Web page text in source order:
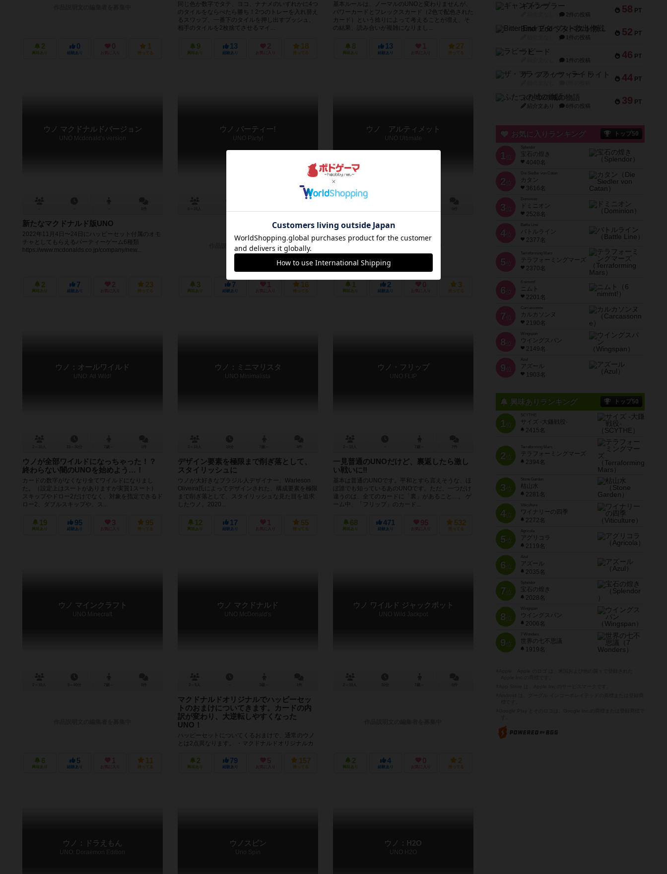
2
興味あり
0
経験あり
0
お気に入り
1
持ってる
同じ色か数字でタテ、ヨコ、ナナメのいずれかに4つ
のタイルをならべたら勝ち！2つのトレーを入れ替え
るスワップ、一番下のタイルを押し出すプッシュ、
相手のタイルを2枚捨てさせるマイ...
9
興味あり
13
経験あり
2
お気に入り
18
持ってる
基本ルールは、ノーマルのUNOと変わりませんが、
パワーカードとフレックスカード（2色で配色された
カード）という捻りによって考えることが増え、そ
の結果、読み合いが複雑になりまし...
8
興味あり
13
経験あり
1
お気に入り
27
持ってる
ウノ マクドナルドバージョン
UNO Mcdonald's version
新たなマクドナルド版UNO
2022年11月4日〜24日にハッピーセット付属のオモ
チャとしてもらえるパーティーゲーム6種類
https://www.mcdonalds.co.jp/company/new...
2
興味あり
7
経験あり
2
お気に入り
23
持ってる
ウノ パーティー!
UNO Party!
作品説明文の編集者を募集中
3
興味あり
7
経験あり
1
お気に入り
16
持ってる
ウノ アルティメット
UNO Ultimate
1
興味あり
2
経験あり
0
お気に入り
3
持ってる
ウノ：オールワイルド
UNO: All Wild!
ウノが全部ワイルドになっちゃった！？
終わらない闇のUNOを始めよう…！
カードの数字がなくなり全てワイルドになりまし
た。（設定上はスートがありますが実質1スート）
スキップやドロー2だけでなく、対象を指定できるド
ロー2、ダブルスキップや、ス...
19
興味あり
95
経験あり
3
お気に入り
95
持ってる
ウノ：ミニマリスタ
UNO Minimalista
デザイン要素を極限まで削ぎ落として、
スタイリッシュに
ウノが大好きなブラジル人デザイナー、Warleson
Oliveira氏によってデザインされた、構成要素を極限
まで削ぎ落として、スタイリッシュな見た目を追求
したウノ。2020...
12
興味あり
17
経験あり
1
お気に入り
55
持ってる
ウノ・フリップ
UNO FLIP
一見普通のUNOだけど、裏返したら激し
い戦いに‼︎
基本は普通のUNOです。平和とすら言えそうな、ほ
ぼ誰でも知っているあのUNOです。ただ、一つだけ
違うのは、全てのカードに「裏」があること…。 ゲ
ーム中、「フリップ」のカード...
68
興味あり
471
経験あり
95
お気に入り
532
持ってる
ウノ マインクラフト
UNO Minecraft
6
興味あり
5
経験あり
1
お気に入り
11
持ってる
ウノ マクドナルド
UNO McDonald's
マクドナルドオリジナルでハッピーセッ
トのおまけについてきます。カードの内
訳が変わり、大逆転しやすくなった
UNO！
ハッピーセットについてくるおまけで、通常のウノ
とは2点異なります。 ・マクドナルドオリジナルカ
ついてきます。 効果は、い...
2
興味あり
79
経験あり
5
お気に入り
157
持ってる
ウノ ワイルド ジャックポット
UNO Wild Jackpot
2
興味あり
4
経験あり
0
お気に入り
2
持ってる
ウノ：ドラえもん
UNO: Doraemon Edition
ウノスピン
Uno Spin
ウノ：H2O
UNO H2O
58 PT
ギャンブラー
2件の投稿
52 PT
Bitter End ブタペスト救出作戦
1件の投稿
46 PT
ラピード
1件の投稿
44 PT
ザ・フラッフィー・ライト
39 PT
ふたつの城の物語
紹介文あり 6件の投稿
お気に入りランキング トップ50
1 位
宝石の煌き
4040名
2 位
Die Siedler von Catan
カタン
3616名
3 位
ドミニオン
2528名
4位
Battle Line
バトルライン
2377名
5 位
Terraforming Mars
テラフォーミングマーズ
2370名
6 位
ニムト
2201名
7 位
Carcassonne
カルカソンヌ
2190名
8 位
Wingspan
ウイングスパン
2149名
9 位
Azul
アズール
1903名
興味ありランキング トップ50
1位
SCYTHE
サイズ -大鎌戦役-
2415名
2位
Terraforming Mars
テラフォーミングマーズ
2394名
3位
Stone Garden
枯山水
2281名
4位
Viticulture
ワイナリーの四季
2272名
5位
Agricola
アグリコラ
2119名
6位
Azul
アズール
2035名
7位
宝石の煌き
2028名
8位
Wingspan
ウイングスパン
2006名
9位
7 Wonders
世界の七不思議
1919名